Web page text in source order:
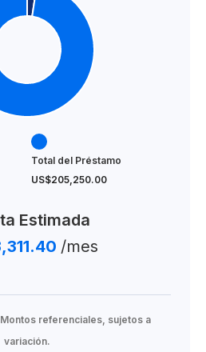
Total del Préstamo
US$205,250.00
Estimada
/mes
referenciales, sujetos a
variación.